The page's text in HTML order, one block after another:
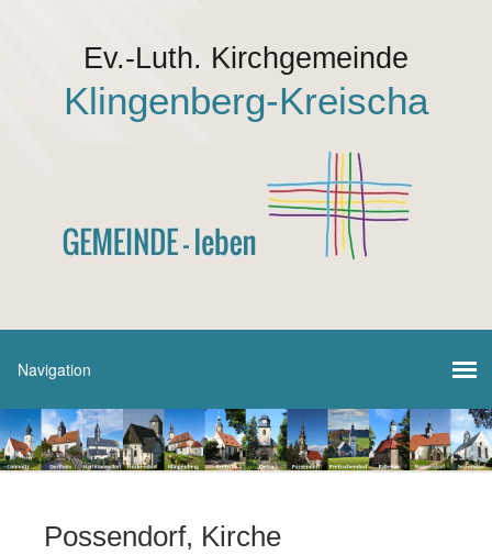
Ev.-Luth. Kirchgemeinde
Klingenberg-Kreischa
Possendorf, Kirche